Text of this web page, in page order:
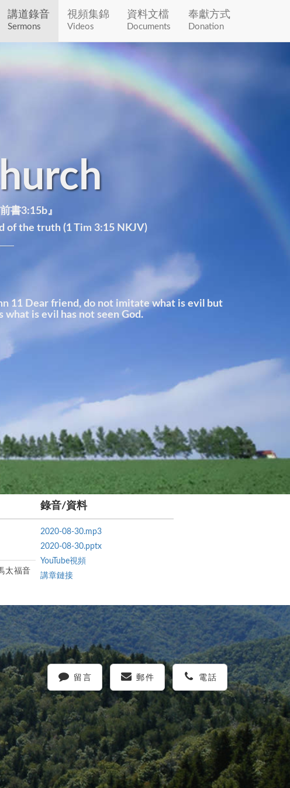
講道錄音
Sermons
視頻集錦
Videos
資料文檔
Documents
奉獻方式
Donation
書3:15b』
of the truth (1 Tim 3:15 NKJV)
11 Dear friend, do not imitate what is evil but
what is evil has not seen God.
錄音/資料
2020-08-30.mp3
2020-08-30.pptx
YouTube視頻
講章鏈接
太福音
留言 郵件 電話